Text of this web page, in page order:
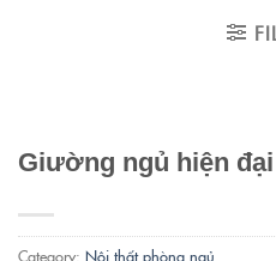
Giường ngủ hiện đại
Category: Nội thất phòng ngủ